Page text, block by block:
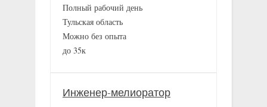
Полный рабочий день
Тульская область
Можно без опыта
до 35к
Инженер-мелиоратор